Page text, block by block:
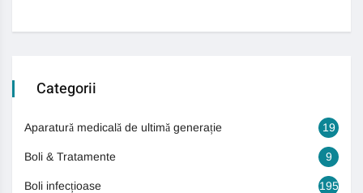
Categorii
Aparatură medicală de ultimă generație 19
Boli & Tratamente 9
Boli infecțioase 195